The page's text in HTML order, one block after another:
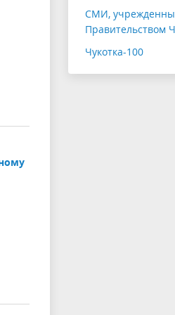
СМИ,
Правительством
Чукотка-100